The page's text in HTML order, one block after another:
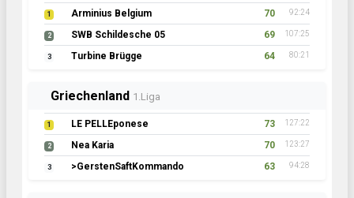
1 Arminius Belgium 70 92:24
2 SWB Schildesche 05 69 107:25
3 Turbine Brügge 64 80:21
Griechenland 1.Liga
1 LE PELLEponese 73 127:22
2 Nea Karia 70 123:27
3 >GerstenSaftKommando 63 94:28